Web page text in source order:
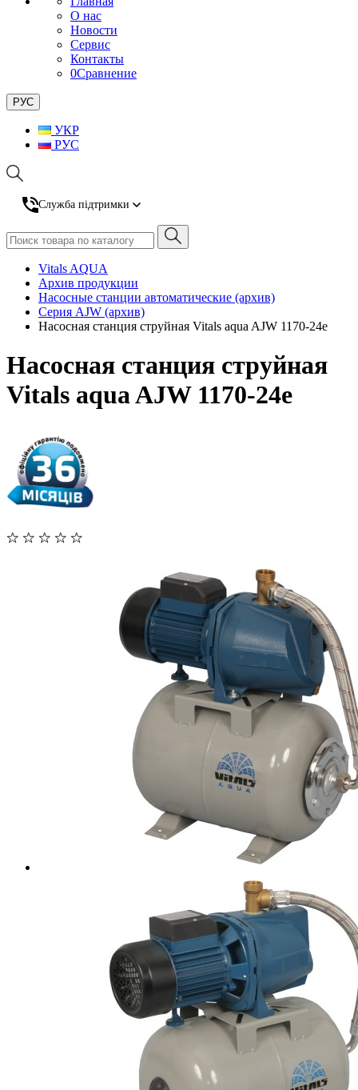
О нас
Новости
Сервис
Контакты
0Сравнение
РУС
УКР
РУС
Служба підтримки
Vitals AQUA
Архив продукции
Насосные станции автоматические (архив)
Серия AJW (архив)
Насосная станция струйная Vitals aqua AJW 1170-24e
Насосная станция струйная
Vitals aqua AJW 1170-24e